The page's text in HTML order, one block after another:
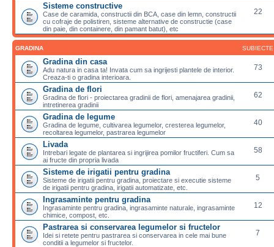
Sisteme constructive
Case de caramida, constructii din BCA, case din lemn, constructii
cu cofraje de polistiren, sisteme alternative de constructie (case
din paie, din containere, din pamant batut), etc
22
GRADINA SUBIECTE
Gradina din casa
Adu natura in casa ta! Invata cum sa ingrijesti plantele de interior.
Creaza-ti o gradina interioara.
73
Gradina de flori
Gradina de flori - proiectarea gradinii de flori, amenajarea gradinii,
intretinerea gradinii
62
Gradina de legume
Gradina de legume, cultivarea legumelor, cresterea legumelor,
recoltarea legumelor, pastrarea legumelor
40
Livada
Intrebari legate de plantarea si ingrijirea pomilor fructiferi. Cum sa
ai fructe din propria livada
58
Sisteme de irigatii pentru gradina
Sisteme de irigatii pentru gradina, proiectare si executie sisteme
de irigatii pentru gradina, irigatii automatizate, etc.
5
Ingrasaminte pentru gradina
Ingrasaminte pentru gradina, ingrasaminte naturale, ingrasaminte
chimice, compost, etc.
12
Pastrarea si conservarea legumelor si fructelor
Idei si retete pentru pastrarea si conservarea in cele mai bune
conditii a legumelor si fructelor.
7